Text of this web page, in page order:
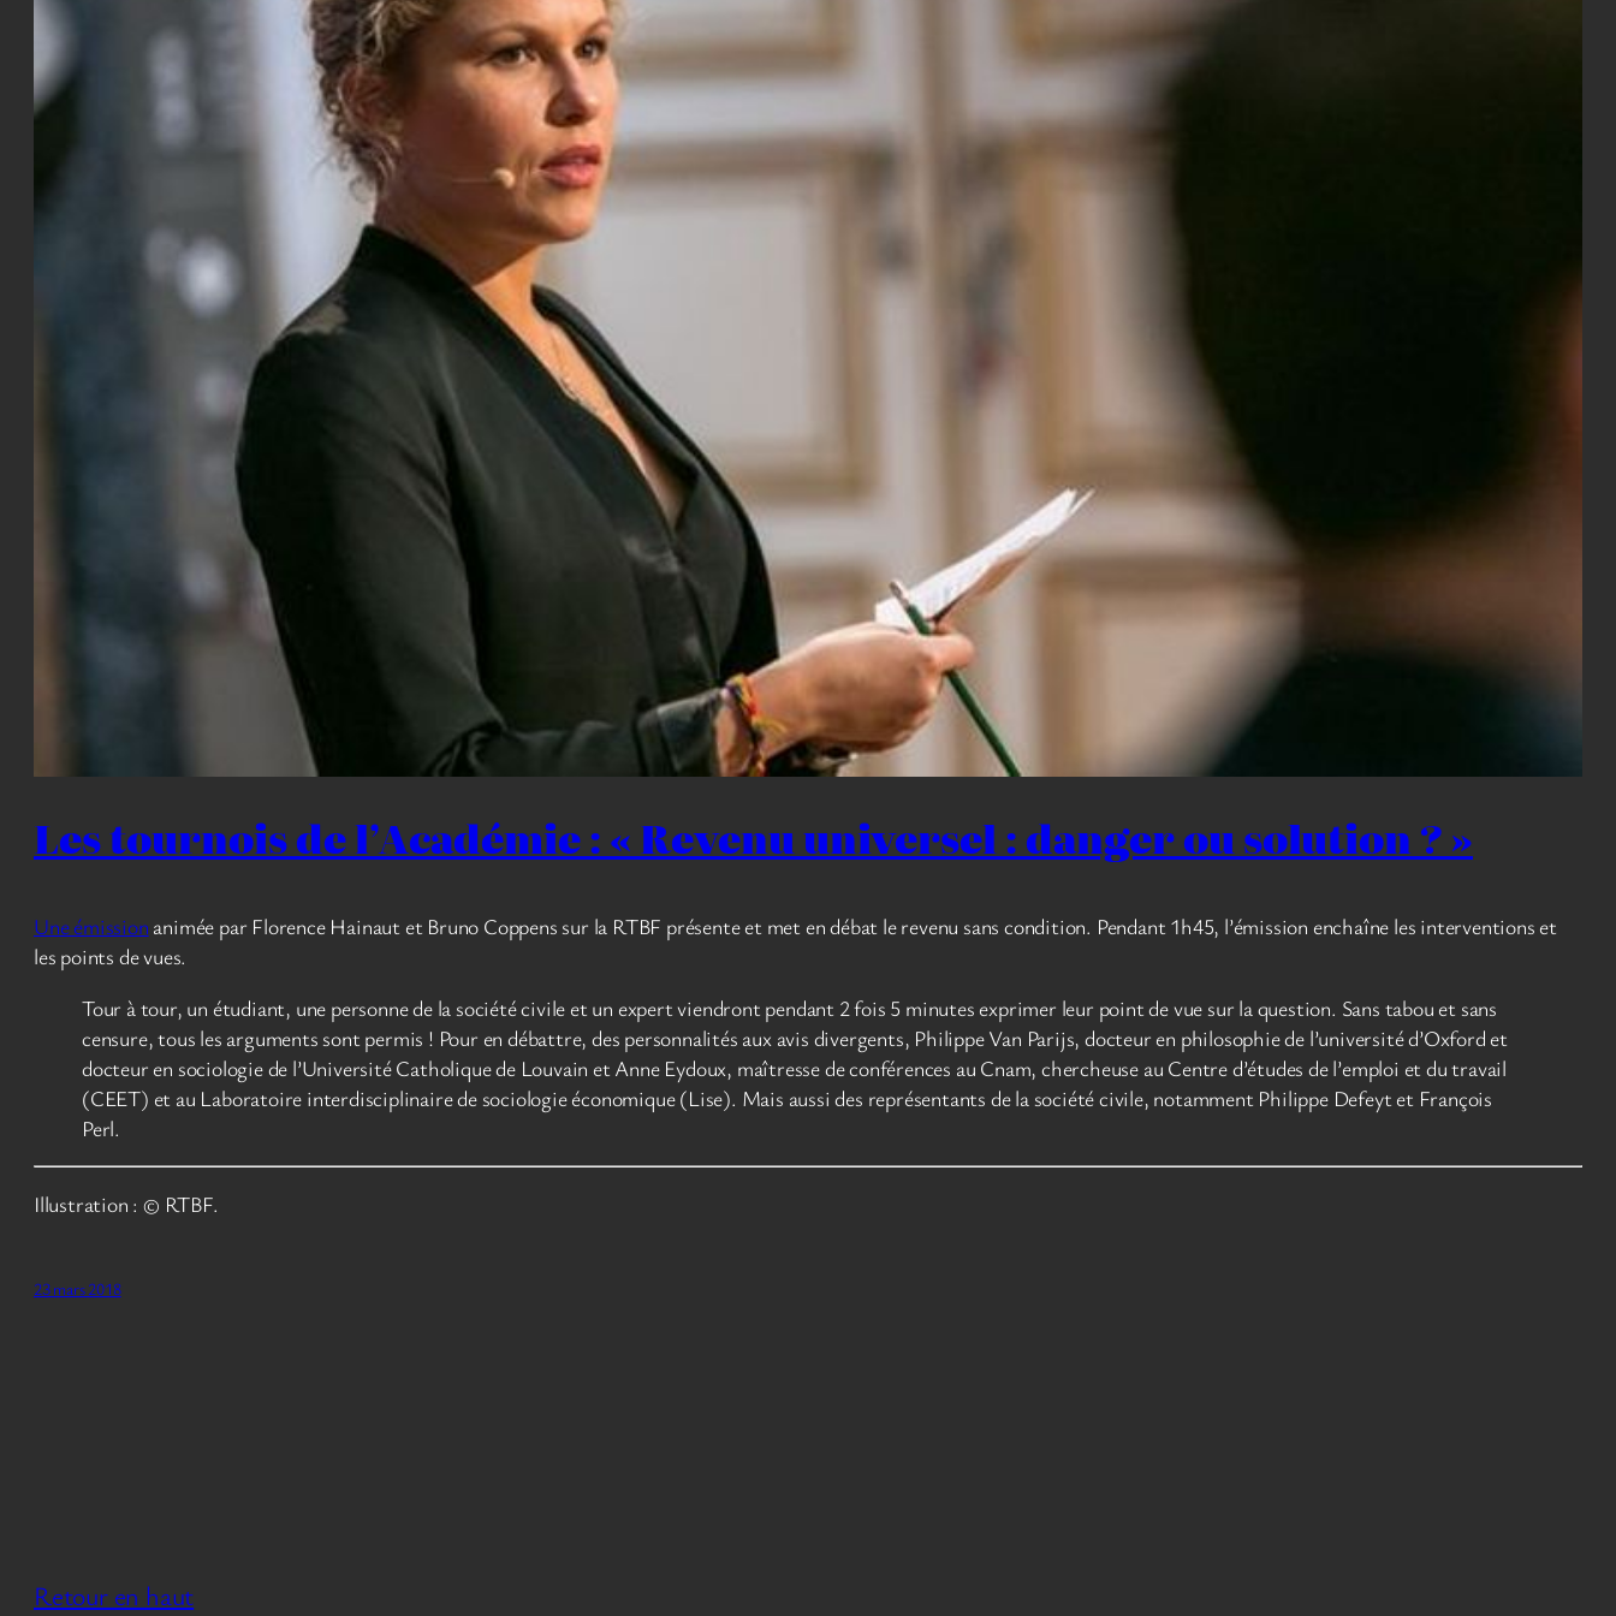
Les tournois de l’Académie : « Revenu universel : danger ou solution ? »
Une émission animée par Florence Hainaut et Bruno Coppens sur la RTBF présente et met en débat le revenu sans condition. Pendant 1h45, l’émission enchaîne les interventions et
les points de vues.
Tour à tour, un étudiant, une personne de la société civile et un expert viendront pendant 2 fois 5 minutes exprimer leur point de vue sur la question. Sans tabou et sans
censure, tous les arguments sont permis ! Pour en débattre, des personnalités aux avis divergents, Philippe Van Parijs, docteur en philosophie de l’université d’Oxford et
docteur en sociologie de l’Université Catholique de Louvain et Anne Eydoux, maîtresse de conférences au Cnam, chercheuse au Centre d’études de l’emploi et du travail
(CEET) et au Laboratoire interdisciplinaire de sociologie économique (Lise). Mais aussi des représentants de la société civile, notamment Philippe Defeyt et François
Perl.
Illustration : © RTBF.
23 mars 2018
Retour en haut